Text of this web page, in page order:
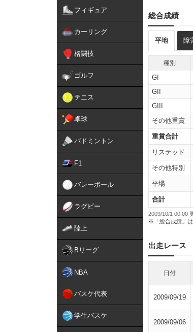
フィギュア
カーリング
格闘技
ゴルフ
テニス
卓球
バドミントン
F1
バレーボール
ラグビー
陸上
Bリーグ
NBA
バスケ代表
学生バスケ
総合成績
平地 障
種別
GI
GII
GIII
その他重賞
重賞合計
リステッド
その他特別
平場
合計
2009/10/1 00:00
※「総合成績」は
出走レース
日付
2009/09/19
2009/09/06